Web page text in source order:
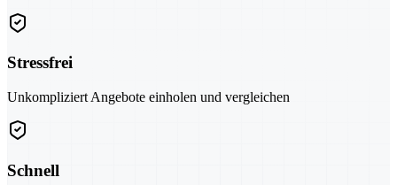
Stressfrei
Unkompliziert Angebote einholen und vergleichen
Schnell